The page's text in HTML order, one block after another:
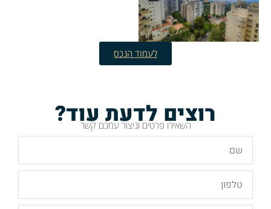
לעמוד הנכס
רוצים לדעת עוד?
השאירו פרטים וניצור עמכם קשר